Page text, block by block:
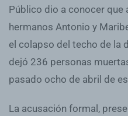
Público dio a conocer
hermanos Antonio y
el colapso del techo de la
dejó 236 personas
pasado ocho de abril de
La acusación formal,